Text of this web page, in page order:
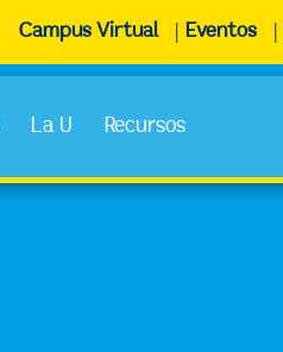
Campus Virtual Eventos
La U Recursos